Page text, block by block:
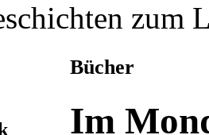
zum
Bücher
Im